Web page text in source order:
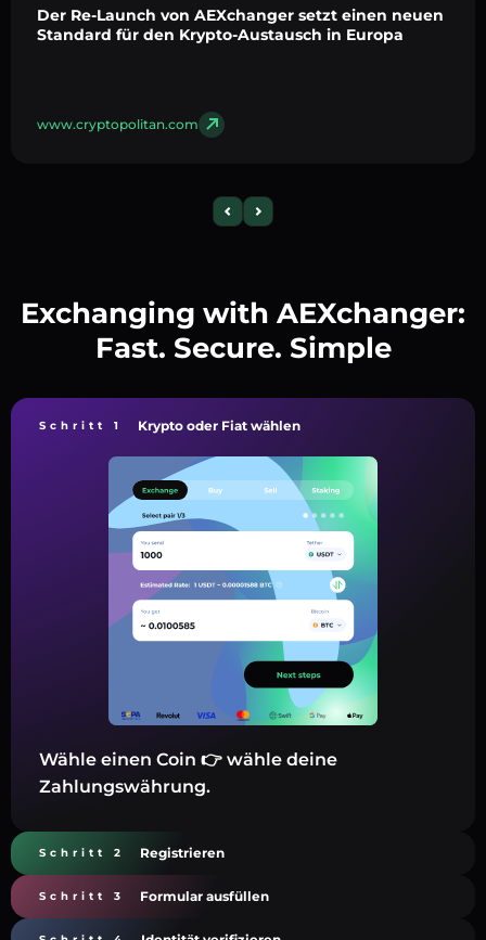
Der Re-Launch von AEXchanger setzt einen neuen
Standard für den Krypto-Austausch in Europa
www.cryptopolitan.com
Exchanging with AEXchanger:
Fast. Secure. Simple
Schritt 1 Krypto oder Fiat wählen
Wähle einen Coin 👉 wähle deine
Zahlungswährung.
Schritt 2 Registrieren
Schritt 3 Formular ausfüllen